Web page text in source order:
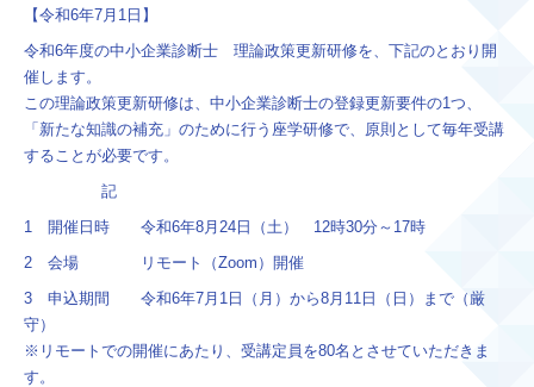
【令和6年7月1日】
令和6年度の中小企業診断士 理論政策更新研修を、下記のとおり開
催します。
この理論政策更新研修は、中小企業診断士の登録更新要件の1つ、
「新たな知識の補充」のために行う座学研修で、原則として毎年受講
することが必要です。
記
1 開催日時 令和6年8月24日（土） 12時30分～17時
2 会場 リモート（Zoom）開催
3 申込期間 令和6年7月1日（月）から8月11日（日）まで（厳
守）
※リモートでの開催にあたり、受講定員を80名とさせていただきま
す。